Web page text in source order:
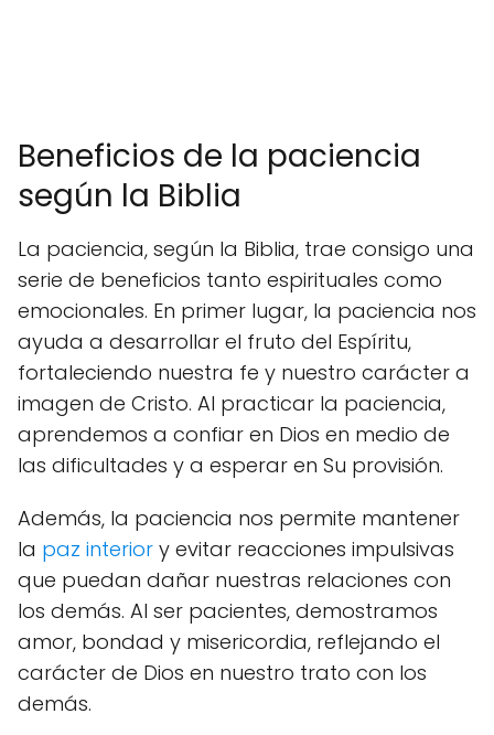
Beneficios de la paciencia
según la Biblia
La paciencia, según la Biblia, trae consigo una
serie de beneficios tanto espirituales como
emocionales. En primer lugar, la paciencia nos
ayuda a desarrollar el fruto del Espíritu,
fortaleciendo nuestra fe y nuestro carácter a
imagen de Cristo. Al practicar la paciencia,
aprendemos a confiar en Dios en medio de
las dificultades y a esperar en Su provisión.
Además, la paciencia nos permite mantener
la paz interior y evitar reacciones impulsivas
que puedan dañar nuestras relaciones con
los demás. Al ser pacientes, demostramos
amor, bondad y misericordia, reflejando el
carácter de Dios en nuestro trato con los
demás.